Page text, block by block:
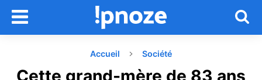
Accueil Société
Cette grand-mère de 83 ans